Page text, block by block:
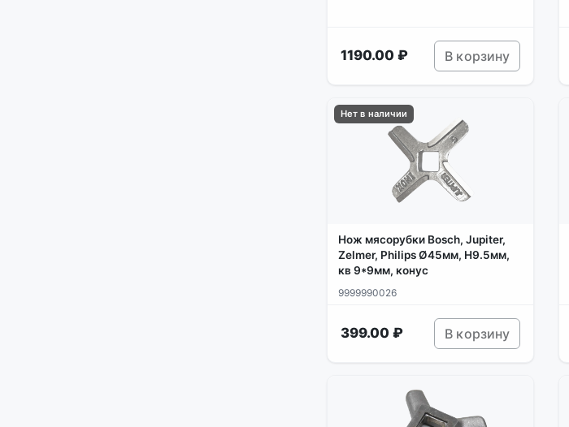
1190.00 ₽ В корзину
Нет в наличии
Нож мясорубки Bosch, Jupiter,
Zelmer, Philips Ø45мм, H9.5мм,
кв 9*9мм, конус
9999990026
399.00 ₽ В корзину